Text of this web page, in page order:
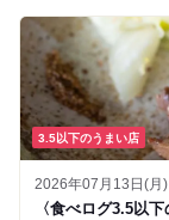
3.5以下のうまい店
2026年07月13日(月)
〈食べログ3.5以